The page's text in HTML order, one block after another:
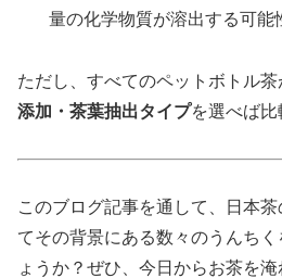
量の化学物質が溶出する可能
ただし、すべてのペットボトル茶
添加・茶葉抽出タイプを選べば比
このブログ記事を通して、日本
てその背景にある数々のうんち
ょうか？ぜひ、今日からお茶を